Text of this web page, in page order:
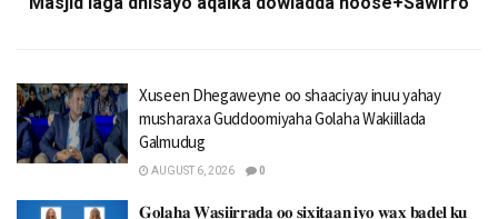
Xuseen Dhegaweyne oo shaaciyay inuu yahay
musharaxa Guddoomiyaha Golaha Wakiillada
Galmudug
AUGUST 6, 2026 0
𝐆𝐨𝐥𝐚𝐡𝐚 𝐖𝐚𝐬𝐢𝐢𝐫𝐫𝐚𝐝𝐚 𝐨𝐨 𝐬𝐢𝐱𝐢𝐭𝐚𝐚𝐧 𝐢𝐲𝐨 𝐰𝐚𝐱 𝐛𝐚𝐝𝐞𝐥 𝐤𝐮